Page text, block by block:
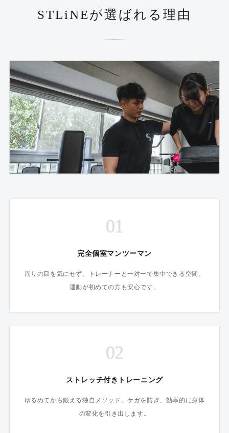
STLiNEが選ばれる理由
01
完全個室マンツーマン
周りの目を気にせず、トレーナーと一対一で集中できる空間。
運動が初めての方も安心です。
02
ストレッチ付きトレーニング
ゆるめてから鍛える独自メソッド。ケガを防ぎ、効率的に身体
の変化を引き出します。